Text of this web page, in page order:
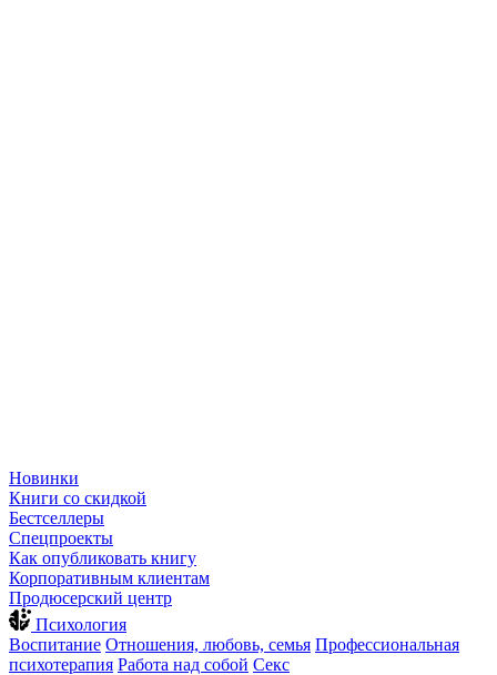
Новинки
Книги со скидкой
Бестселлеры
Спецпроекты
Как опубликовать книгу
Корпоративным клиентам
Продюсерский центр
Психология
Воспитание Отношения, любовь, семья Профессиональная
психотерапия Работа над собой Секс